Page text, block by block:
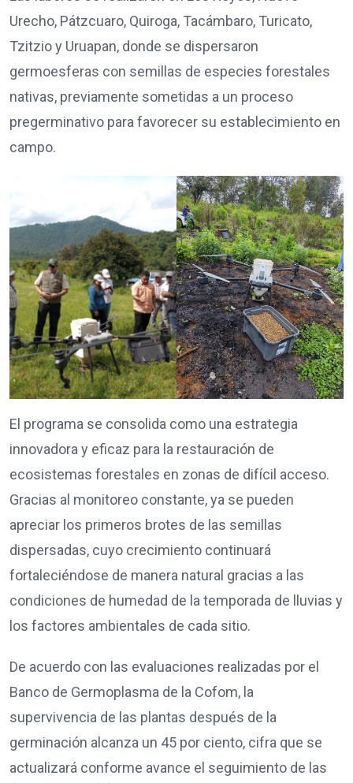
Urecho, Pátzcuaro, Quiroga, Tacámbaro, Turicato,
Tzitzio y Uruapan, donde se dispersaron
germoesferas con semillas de especies forestales
nativas, previamente sometidas a un proceso
pregerminativo para favorecer su establecimiento en
campo.
El programa se consolida como una estrategia
innovadora y eficaz para la restauración de
ecosistemas forestales en zonas de difícil acceso.
Gracias al monitoreo constante, ya se pueden
apreciar los primeros brotes de las semillas
dispersadas, cuyo crecimiento continuará
fortaleciéndose de manera natural gracias a las
condiciones de humedad de la temporada de lluvias y
los factores ambientales de cada sitio.
De acuerdo con las evaluaciones realizadas por el
Banco de Germoplasma de la Cofom, la
supervivencia de las plantas después de la
germinación alcanza un 45 por ciento, cifra que se
actualizará conforme avance el seguimiento de las